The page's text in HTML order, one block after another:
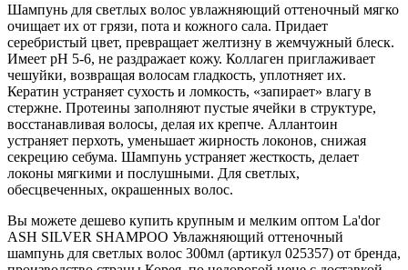
Шампунь для светлых волос увлажняющий оттеночный мягко
очищает их от грязи, пота и кожного сала. Придает
серебристый цвет, превращает желтизну в жемчужный блеск.
Имеет рН 5-6, не раздражает кожу. Коллаген приглаживает
чешуйки, возвращая волосам гладкость, уплотняет их.
Кератин устраняет сухость и ломкость, «запирает» влагу в
стержне. Протеины заполняют пустые ячейки в структуре,
восстанавливая волосы, делая их крепче. Аллантоин
устраняет перхоть, уменьшает жирность локонов, снижая
секрецию себума. Шампунь устраняет жесткость, делает
локоны мягкими и послушными. Для светлых,
обесцвеченных, окрашенных волос.
Вы можете дешево купить крупным и мелким оптом La'dor
ASH SILVER SHAMPOO Увлажняющий оттеночный
шампунь для светлых волос 300мл (артикул 025357) от бренда,